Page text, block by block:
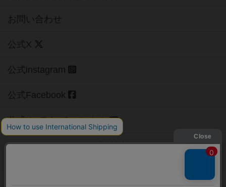
お問い合わせ
公式X
公式instagram
公式Facebook
公式YouTubeチャンネル
Copyright (c)